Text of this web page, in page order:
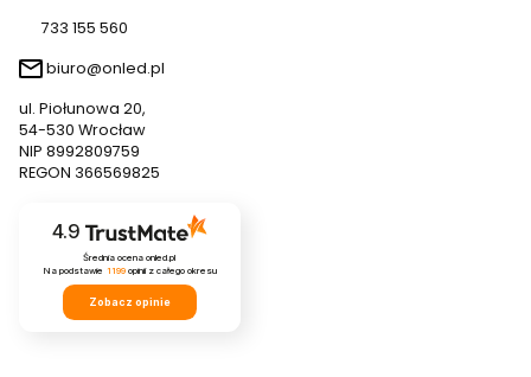
733 155 560
biuro@onled.pl
ul. Piołunowa 20,
54-530 Wrocław
NIP 8992809759
REGON 366569825
4.9
Średnia ocena onled.pl
Na podstawie 1199opinii z całego okresu
Zobacz opinie